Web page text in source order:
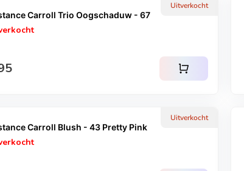
Uitverkocht
Carroll Trio Oogschaduw - 67
prijs shopping_cart
Uitverkocht
Carroll Blush - 43 Pretty Pink